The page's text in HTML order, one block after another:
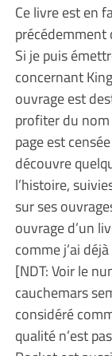
Ce livre est en
précédemment
Si je puis
concernant
ouvrage est
profiter du nom
page est
découvre
l’histoire,
sur ses
ouvrage d’un
comme j’ai
[NDT: Voir le
cauchemars
considéré
qualité n’est